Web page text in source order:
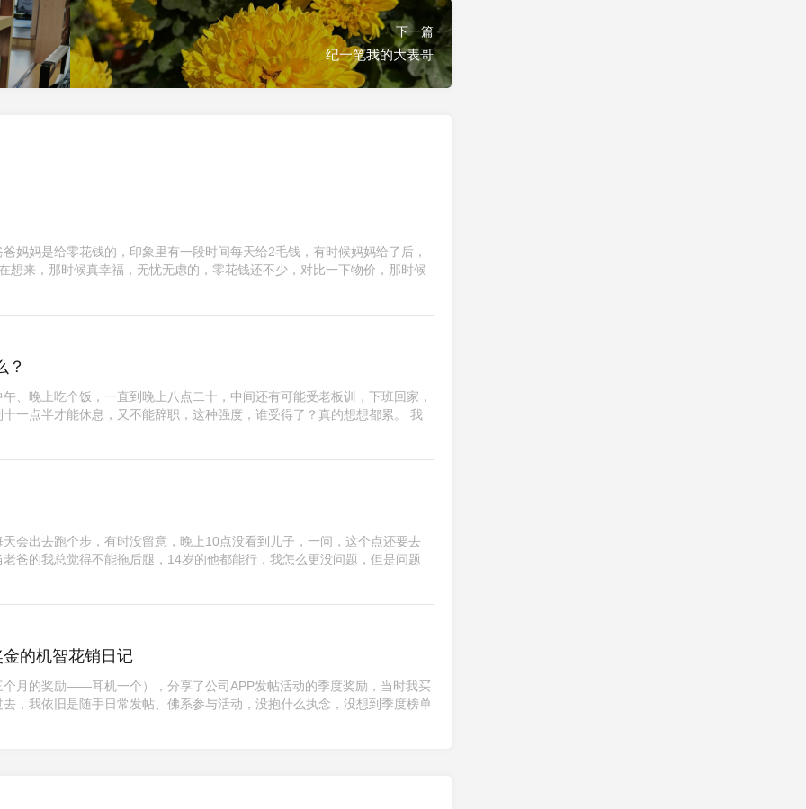
下一篇
纪一笔我的大表哥
妈妈是给零花钱的，印象里有一段时间每天给2毛钱，有时候妈妈给了后，
想来，那时候真幸福，无忧无虑的，零花钱还不少，对比一下物价，那时候
？
、晚上吃个饭，一直到晚上八点二十，中间还有可能受老板训，下班回家，
一点半才能休息，又不能辞职，这种强度，谁受得了？真的想想都累。 我
会出去跑个步，有时没留意，晚上10点没看到儿子，一问，这个点还要去
爸的我总觉得不能拖后腿，14岁的他都能行，我怎么更没问题，但是问题
的机智花销日记
个月的奖励——耳机一个），分享了公司APP发帖活动的季度奖励，当时我买
，我依旧是随手日常发帖、佛系参与活动，没抱什么执念，没想到季度榜单